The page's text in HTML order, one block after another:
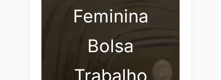
Feminina
Bolsa
Trabalho